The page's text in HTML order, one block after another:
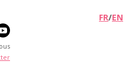
FR/EN